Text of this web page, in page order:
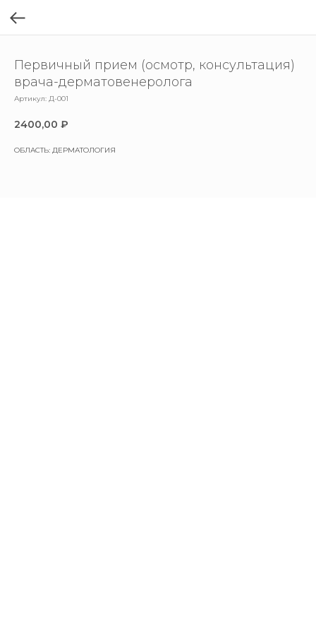
Первичный прием (осмотр, консультация)
врача-дерматовенеролога
Артикул: Д-001
2400,00 ₽
ОБЛАСТЬ: ДЕРМАТОЛОГИЯ